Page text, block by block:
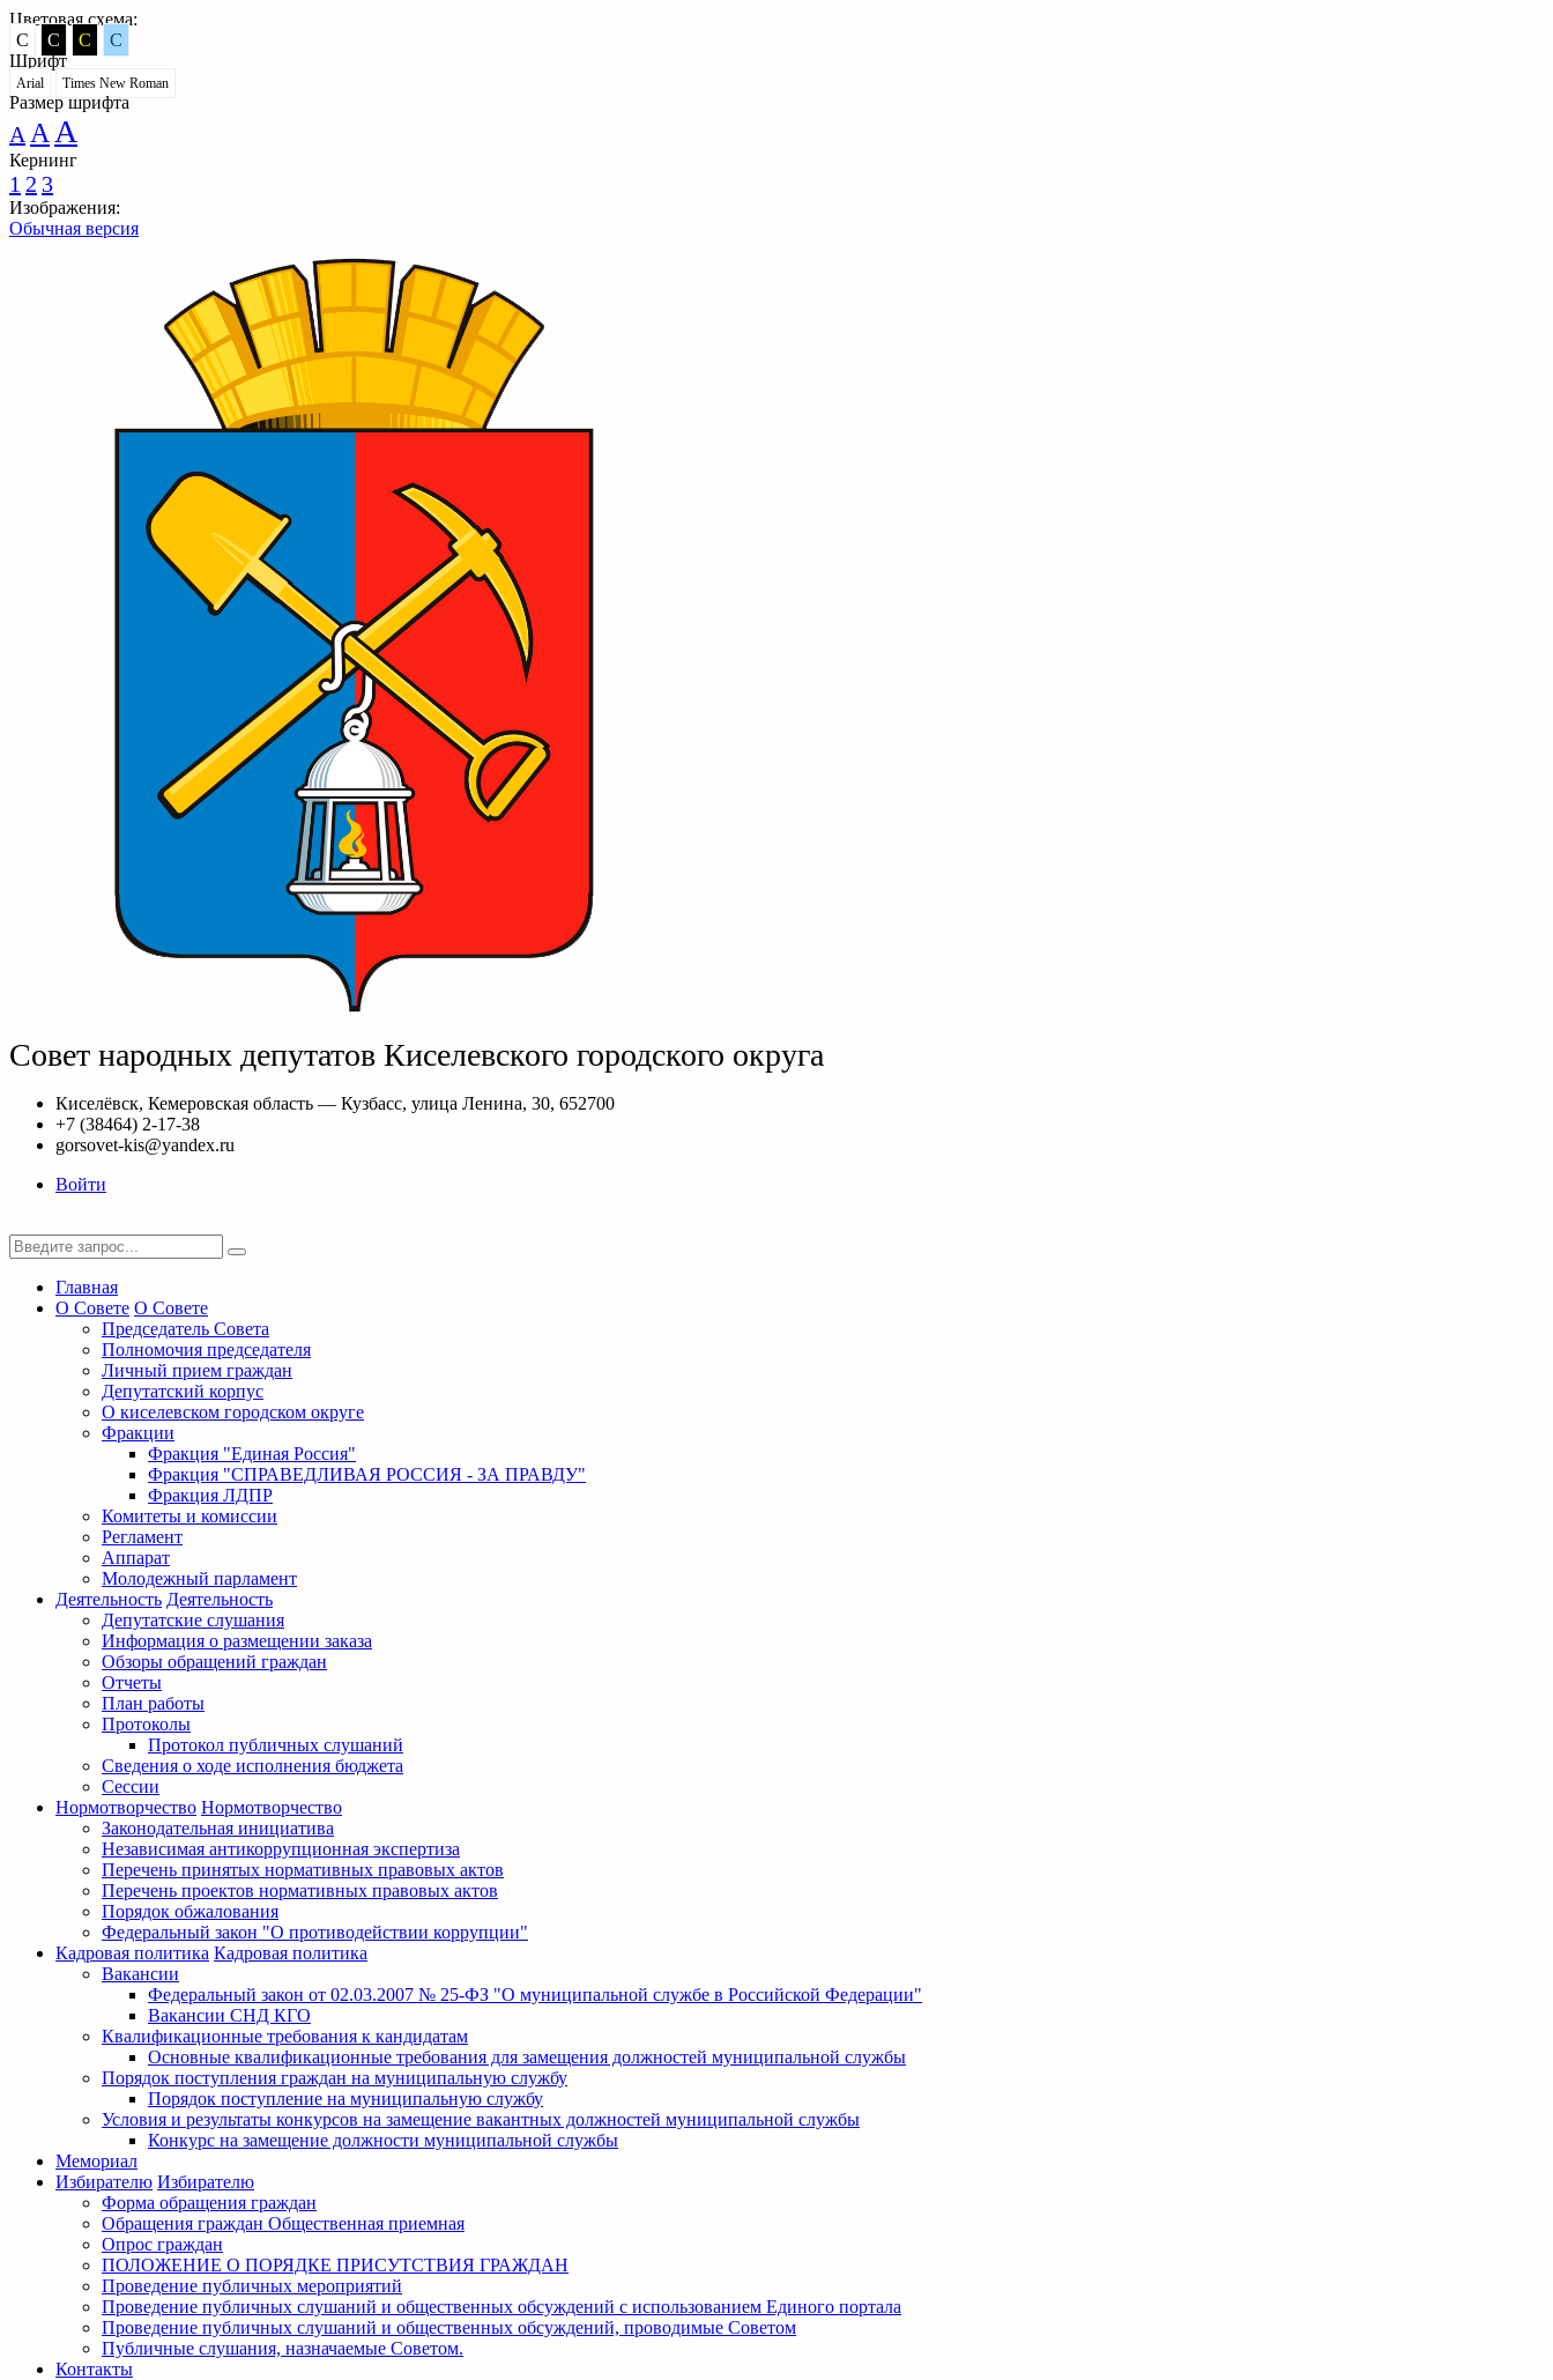
Цветовая схема:
C
C C
C
Шрифт
Arial Times New Roman
Размер шрифта
A A A
Кернинг
1 2 3
Изображения:
Обычная версия
Совет народных депутатов Киселевского городского округа
Киселёвск, Кемеровская область — Кузбасс, улица Ленина, 30, 652700
+7 (38464) 2-17-38
gorsovet-kis@yandex.ru
Войти
Главная
О Совете О Совете
Председатель Совета
Полномочия председателя
Личный прием граждан
Депутатский корпус
О киселевском городском округе
Фракции
Фракция "Единая Россия"
Фракция "СПРАВЕДЛИВАЯ РОССИЯ - ЗА ПРАВДУ"
Фракция ЛДПР
Комитеты и комиссии
Регламент
Аппарат
Молодежный парламент
Деятельность Деятельность
Депутатские слушания
Информация о размещении заказа
Обзоры обращений граждан
Отчеты
План работы
Протоколы
Протокол публичных слушаний
Сведения о ходе исполнения бюджета
Сессии
Нормотворчество Нормотворчество
Законодательная инициатива
Независимая антикоррупционная экспертиза
Перечень принятых нормативных правовых актов
Перечень проектов нормативных правовых актов
Порядок обжалования
Федеральный закон "О противодействии коррупции"
Кадровая политика Кадровая политика
Вакансии
Федеральный закон от 02.03.2007 № 25-ФЗ "О муниципальной службе в Российской Федерации"
Вакансии СНД КГО
Квалификационные требования к кандидатам
Основные квалификационные требования для замещения должностей муниципальной службы
Порядок поступления граждан на муниципальную службу
Порядок поступление на муниципальную службу
Условия и результаты конкурсов на замещение вакантных должностей муниципальной службы
Конкурс на замещение должности муниципальной службы
Мемориал
Избирателю Избирателю
Форма обращения граждан
Обращения граждан Общественная приемная
Опрос граждан
ПОЛОЖЕНИЕ О ПОРЯДКЕ ПРИСУТСТВИЯ ГРАЖДАН
Проведение публичных мероприятий
Проведение публичных слушаний и общественных обсуждений с использованием Единого портала
Проведение публичных слушаний и общественных обсуждений, проводимые Советом
Публичные слушания, назначаемые Советом.
Контакты